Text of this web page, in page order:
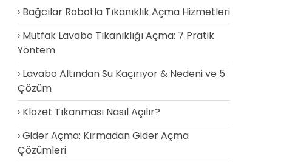
Bağcılar Robotla Tıkanıklık Açma Hizmetleri
Mutfak Lavabo Tıkanıklığı Açma: 7 Pratik
Yöntem
Lavabo Altından Su Kaçırıyor & Nedeni ve 5
Çözüm
Klozet Tıkanması Nasıl Açılır?
Gider Açma: Kırmadan Gider Açma
Çözümleri